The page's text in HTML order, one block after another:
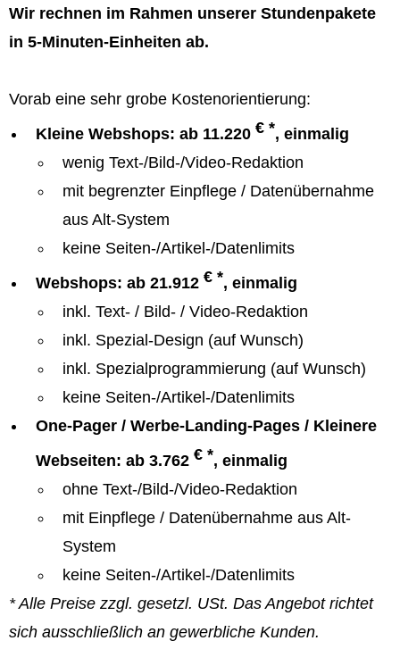
Wir rechnen im Rahmen unserer Stundenpakete
in 5-Minuten-Einheiten ab.
Vorab eine sehr grobe Kostenorientierung:
Kleine Webshops: ab 11.220 € *, einmalig
wenig Text-/Bild-/Video-Redaktion
mit begrenzter Einpflege / Datenübernahme
aus Alt-System
keine Seiten-/Artikel-/Datenlimits
Webshops: ab 21.912 € *, einmalig
inkl. Text- / Bild- / Video-Redaktion
inkl. Spezial-Design (auf Wunsch)
inkl. Spezialprogrammierung (auf Wunsch)
keine Seiten-/Artikel-/Datenlimits
One-Pager / Werbe-Landing-Pages / Kleinere
Webseiten: ab 3.762 € *, einmalig
ohne Text-/Bild-/Video-Redaktion
mit Einpflege / Datenübernahme aus Alt-
System
keine Seiten-/Artikel-/Datenlimits
* Alle Preise zzgl. gesetzl. USt. Das Angebot richtet
sich ausschließlich an gewerbliche Kunden.